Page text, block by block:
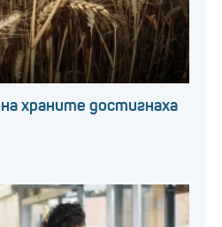
храните достигнаха